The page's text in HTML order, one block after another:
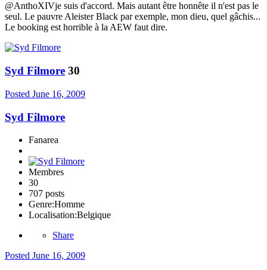
@AnthoXIVje suis d'accord. Mais autant être honnête il n'est pas le
seul. Le pauvre Aleister Black par exemple, mon dieu, quel gâchis...
Le booking est horrible à la AEW faut dire.
Syd Filmore 30
Posted June 16, 2009
Syd Filmore
Fanarea
Membres
30
707 posts
Genre:Homme
Localisation:Belgique
Share
Posted June 16, 2009